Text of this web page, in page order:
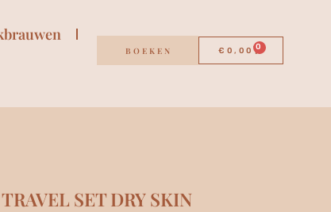
BOEKEN €0,00 0
SET DRY SKIN